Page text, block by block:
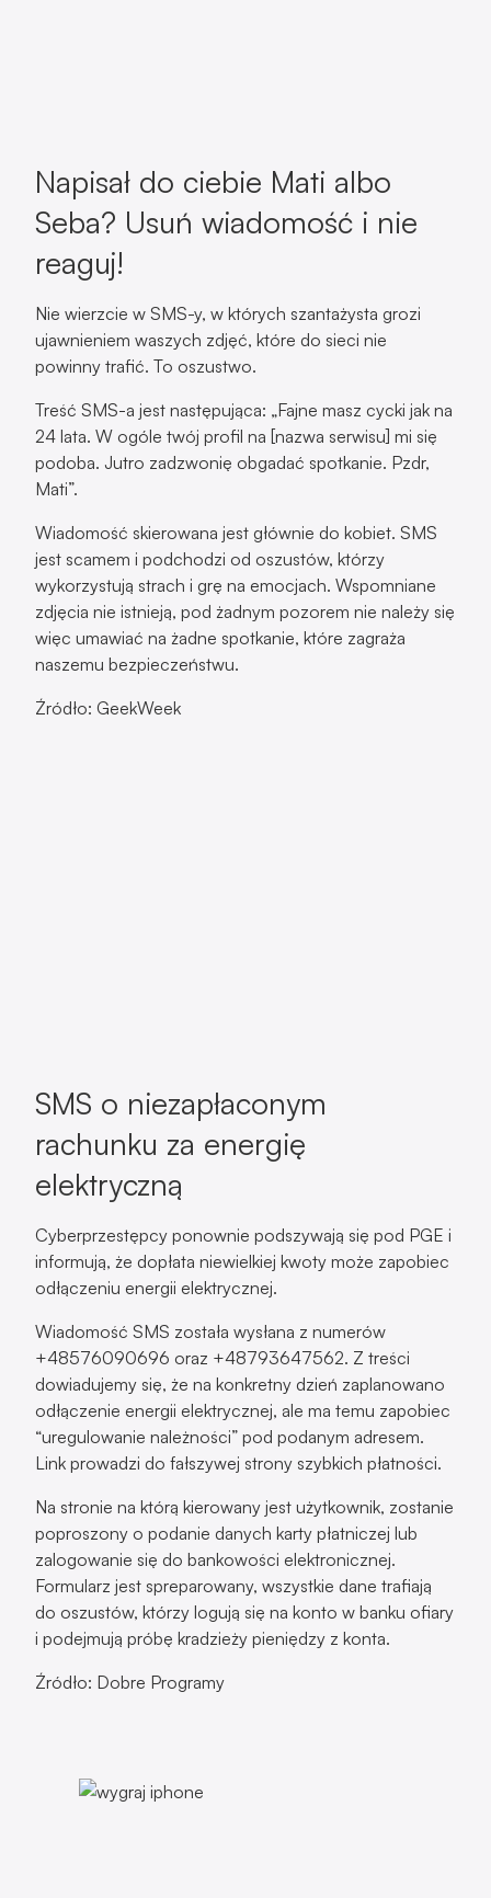
Nie wierzcie w SMS-y, w których szantażysta grozi
ujawnieniem waszych zdjęć, które do sieci nie
powinny trafić. To oszustwo.
Treść SMS-a jest następująca: „Fajne masz cycki jak na
podoba. Jutro zadzwonię obgadać spotkanie. Pzdr,
Mati”.
jest scamem i podchodzi od oszustów, którzy
wykorzystują strach i grę na emocjach. Wspomniane
zdjęcia nie istnieją, pod żadnym pozorem nie należy się
więc umawiać na żadne spotkanie, które zagraża
naszemu bezpieczeństwu.
Źródło: GeekWeek
Cyberprzestępcy ponownie podszywają się pod PGE i
informują, że dopłata niewielkiej kwoty może zapobiec
odłączeniu energii elektrycznej.
Wiadomość SMS została wysłana z numerów
dowiadujemy się, że na konkretny dzień zaplanowano
odłączenie energii elektrycznej, ale ma temu zapobiec
“uregulowanie należności” pod podanym adresem.
Link prowadzi do fałszywej strony szybkich płatności.
Na stronie na którą kierowany jest użytkownik, zostanie
poproszony o podanie danych karty płatniczej lub
zalogowanie się do bankowości elektronicznej.
Formularz jest spreparowany, wszystkie dane trafiają
do oszustów, którzy logują się na konto w banku ofiary
i podejmują próbę kradzieży pieniędzy z konta.
Źródło: Dobre Programy
Marka T-Mobile po raz kolejny